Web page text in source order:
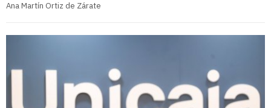
Ana Martín Ortiz de Zárate